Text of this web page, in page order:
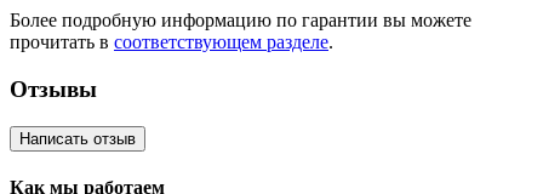
Более подробную информацию по гарантии вы можете
прочитать в соответствующем разделе.
Отзывы
Написать отзыв
Как мы работаем